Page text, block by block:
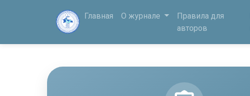
Главная О журнале
Правила для
авторов